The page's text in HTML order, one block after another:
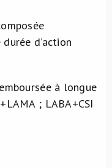
d’action
à longue
; LABA+CSI